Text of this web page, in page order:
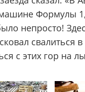
машине Формулы
непросто!
свалиться
с этих гор на